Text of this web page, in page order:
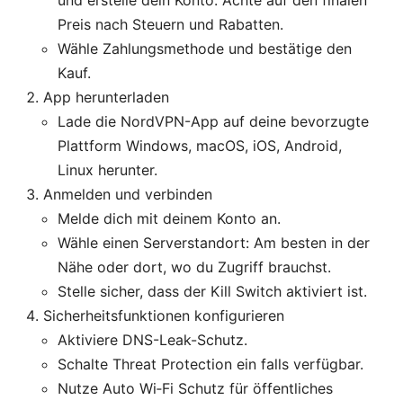
Preis nach Steuern und Rabatten.
Wähle Zahlungsmethode und bestätige den
Kauf.
App herunterladen
Lade die NordVPN-App auf deine bevorzugte
Plattform Windows, macOS, iOS, Android,
Linux herunter.
Anmelden und verbinden
Melde dich mit deinem Konto an.
Wähle einen Serverstandort: Am besten in der
Nähe oder dort, wo du Zugriff brauchst.
Stelle sicher, dass der Kill Switch aktiviert ist.
Sicherheitsfunktionen konfigurieren
Aktiviere DNS-Leak-Schutz.
Schalte Threat Protection ein falls verfügbar.
Nutze Auto Wi‑Fi Schutz für öffentliches